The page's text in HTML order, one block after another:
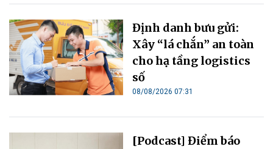
Định danh bưu gửi:
Xây “lá chắn” an toàn
cho hạ tầng logistics
số
08/08/2026 07:31
[Podcast] Điểm báo